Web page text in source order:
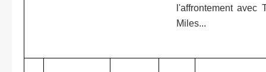
l'affrontement avec
Miles...